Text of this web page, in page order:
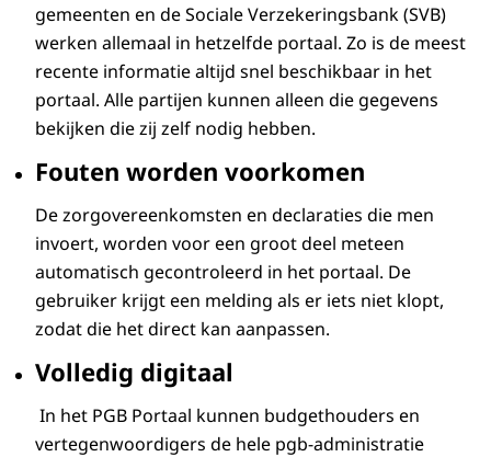
Uw PGB zaken: regel ze online!
gemeenten en de Sociale Verzekeringsbank (SVB)
werken allemaal in hetzelfde portaal. Zo is de meest
recente informatie altijd snel beschikbaar in het
portaal. Alle partijen kunnen alleen die gegevens
bekijken die zij zelf nodig hebben.
Fouten worden voorkomen
De zorgovereenkomsten en declaraties die men
invoert, worden voor een groot deel meteen
automatisch gecontroleerd in het portaal. De
gebruiker krijgt een melding als er iets niet klopt,
zodat die het direct kan aanpassen.
Volledig digitaal
In het PGB Portaal kunnen budgethouders en
vertegenwoordigers de hele pgb-administratie